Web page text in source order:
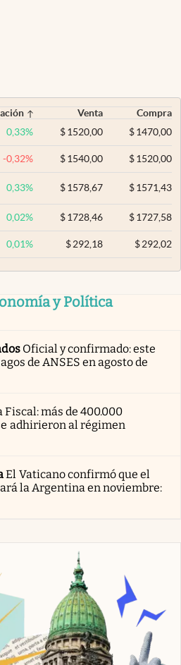
Venta
Compra
0,33% $ 1520,00 $1470,00
-0,32% $ 1540,00 $1520,00
0,33% $ 1578,67 $1571,43
0,02% $ 1728,46 $1727,58
0,01% $ 292,18 $292,02
y Política
Oficial y confirmado: este
de ANSES en agosto de
Fiscal: más de 400.000
adhirieron al régimen
El Vaticano confirmó que el
la Argentina en noviembre: